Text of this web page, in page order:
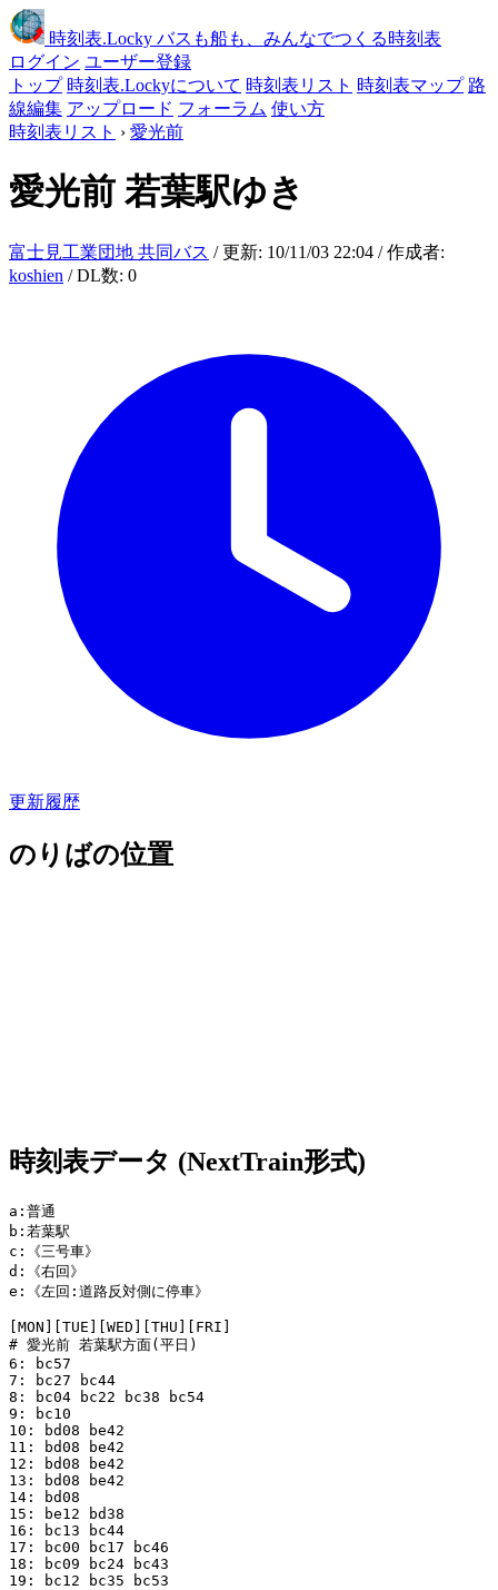
時刻表.Locky バスも船も、みんなでつくる時刻表
ログイン ユーザー登録
トップ 時刻表.Lockyについて 時刻表リスト 時刻表マップ 路
線編集 アップロード フォーラム 使い方
時刻表リスト › 愛光前
愛光前 若葉駅ゆき
富士見工業団地 共同バス / 更新: 10/11/03 22:04 / 作成者:
koshien / DL数: 0
更新履歴
のりばの位置
時刻表データ (NextTrain形式)
a:普通
b:若葉駅
c:《三号車》
d:《右回》
e:《左回:道路反対側に停車》
[MON][TUE][WED][THU][FRI]
# 愛光前 若葉駅方面(平日)
6: bc57
7: bc27 bc44
8: bc04 bc22 bc38 bc54
9: bc10
10: bd08 be42
11: bd08 be42
12: bd08 be42
13: bd08 be42
14: bd08
15: be12 bd38
16: bc13 bc44
17: bc00 bc17 bc46
18: bc09 bc24 bc43
19: bc12 bc35 bc53